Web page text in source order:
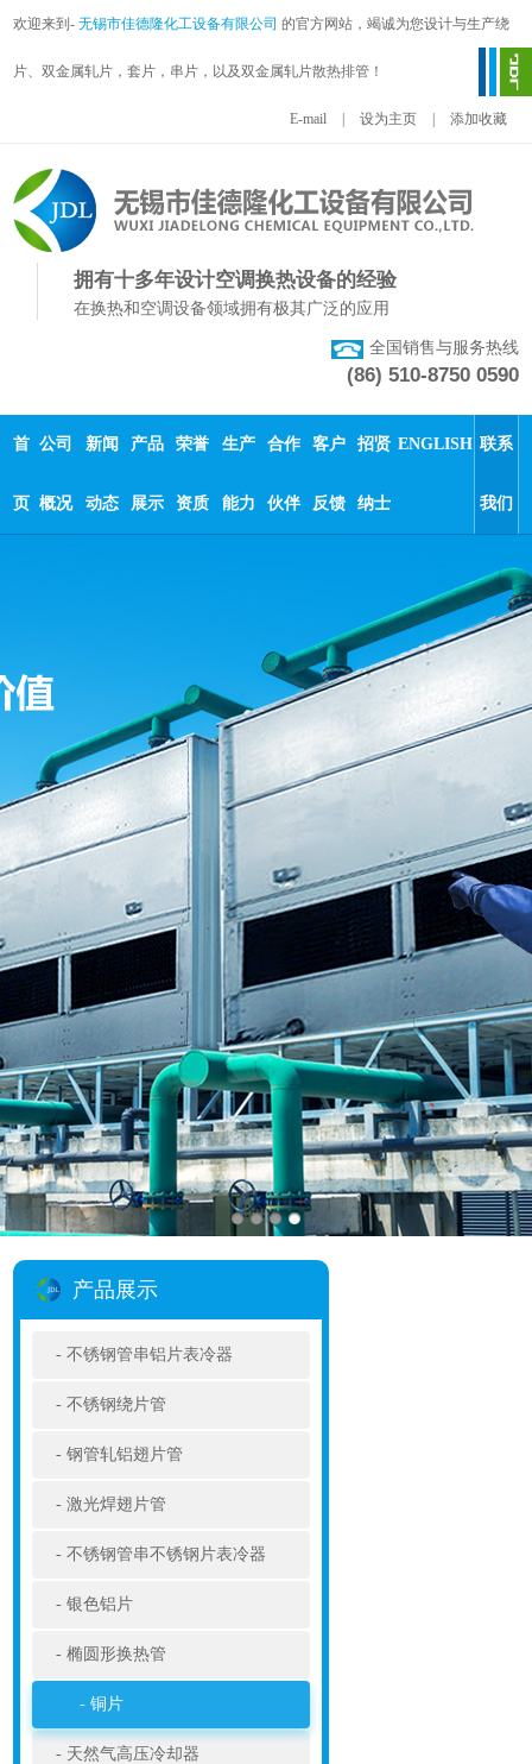
欢迎来到-无锡市佳德隆化工设备有限公司 的官方网站，竭诚为您设计与生产绕
片、双金属轧片，套片，串片，以及双金属轧片散热排管！
E-mail 设为主页 添加收藏
拥有十多年设计空调换热设备的经验
在换热和空调设备领域拥有极其广泛的应用
全国销售与服务热线
(86) 510-8750 0590
首
页
公司
概况
新闻
动态
产品
展示
荣誉
资质
生产
能力
合作
伙伴
客户
反馈
招贤
纳士
ENGLISH 联系
我们
产品展示
不锈钢管串铝片表冷器
不锈钢绕片管
钢管轧铝翅片管
激光焊翅片管
不锈钢管串不锈钢片表冷器
银色铝片
椭圆形换热管
铜片
天然气高压冷却器